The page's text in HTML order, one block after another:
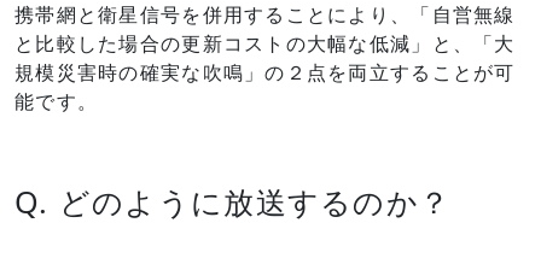
携帯網と衛星信号を併用することにより、「自営無線
と比較した場合の更新コストの大幅な低減」と、「大
規模災害時の確実な吹鳴」の２点を両立することが可
能です。
Q. どのように放送するのか？